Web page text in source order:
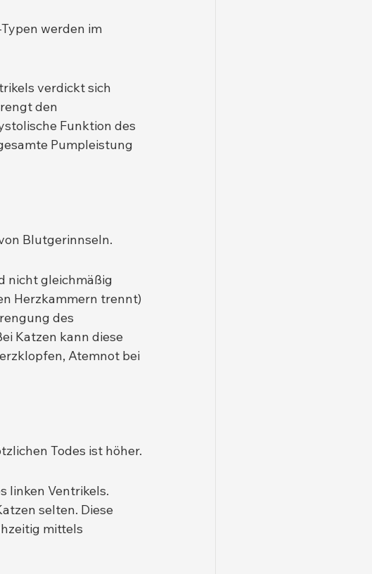
werden im
verdickt sich
den
Funktion des
Pumpleistung
Blutgerinnseln.
nicht gleichmäßig
Herzkammern trennt)
des
Katzen kann diese
Atemnot bei
Todes ist höher.
linken Ventrikels.
selten. Diese
mittels